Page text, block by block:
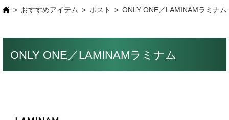
おすすめアイテム ポスト ONLY ONE／LAMINAMラミナム
ONLY ONE／LAMINAMラミナム